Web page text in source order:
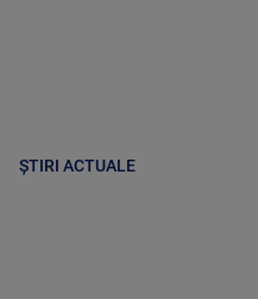
ȘTIRI ACTUALE